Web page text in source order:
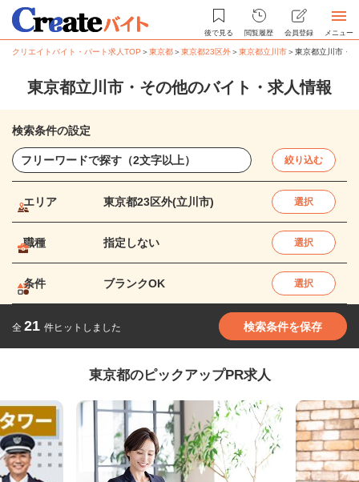
後で見る 閲覧履歴 会員登録 メニュー
クリエイトバイト・パート求人TOP ＞東京都＞東京都23区外＞東京都立川市＞東京都立川市・
東京都立川市・その他のバイト・求人情報
検索条件の設定
絞り込む
エリア 東京都23区外(立川市) 選択
職種 指定しない 選択
条件 ブランクOK 選択
全 21 件ヒットしました 検索条件を保存
東京都のピックアップPR求人